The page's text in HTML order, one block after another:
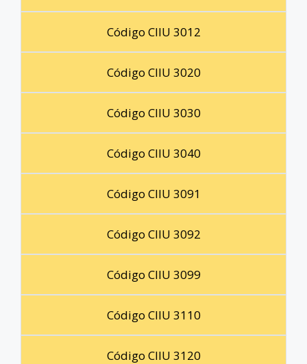
Código CIIU 3012
Código CIIU 3020
Código CIIU 3030
Código CIIU 3040
Código CIIU 3091
Código CIIU 3092
Código CIIU 3099
Código CIIU 3110
Código CIIU 3120